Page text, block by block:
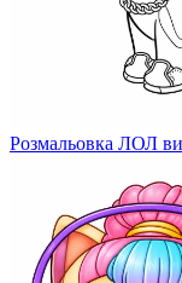
Розмальовка ЛОЛ